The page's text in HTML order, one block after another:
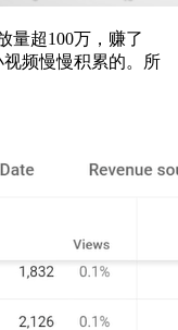
量超100万，赚了
视频慢慢积累的。所